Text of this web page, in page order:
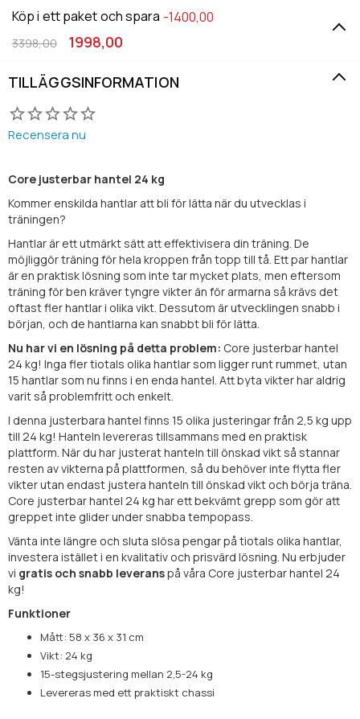
Köp i ett paket och spara -1400,00
1998,00
3398,00
TILLÄGGSINFORMATION
Recensera nu
Core justerbar hantel 24 kg
Kommer enskilda hantlar att bli för lätta när du utvecklas i
träningen?
Hantlar är ett utmärkt sätt att effektivisera din träning. De
möjliggör träning för hela kroppen från topp till tå. Ett par hantlar
är en praktisk lösning som inte tar mycket plats, men eftersom
träning för ben kräver tyngre vikter än för armarna så krävs det
oftast fler hantlar i olika vikt. Dessutom är utvecklingen snabb i
början, och de hantlarna kan snabbt bli för lätta.
Nu har vi en lösning på detta problem: Core justerbar hantel
24 kg! Inga fler tiotals olika hantlar som ligger runt rummet, utan
15 hantlar som nu finns i en enda hantel. Att byta vikter har aldrig
varit så problemfritt och enkelt.
I denna justerbara hantel finns 15 olika justeringar från 2,5 kg upp
till 24 kg! Hanteln levereras tillsammans med en praktisk
plattform. När du har justerat hanteln till önskad vikt så stannar
resten av vikterna på plattformen, så du behöver inte flytta fler
vikter utan endast justera hanteln till önskad vikt och börja träna.
Core justerbar hantel 24 kg har ett bekvämt grepp som gör att
greppet inte glider under snabba tempopass.
Vänta inte längre och sluta slösa pengar på tiotals olika hantlar,
investera istället i en kvalitativ och prisvärd lösning. Nu erbjuder
vi gratis och snabb leveranspå våra Core justerbar hantel 24
kg!
Funktioner
Mått: 58 x 36 x 31 cm
Vikt: 24 kg
15-stegsjustering mellan 2,5-24 kg
Levereras med ett praktiskt chassi